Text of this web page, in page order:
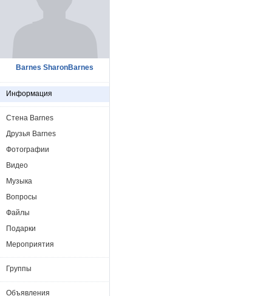
Barnes SharonBarnes
Информация
Стена Barnes
Друзья Barnes
Фотографии
Видео
Музыка
Вопросы
Файлы
Подарки
Мероприятия
Группы
Объявления